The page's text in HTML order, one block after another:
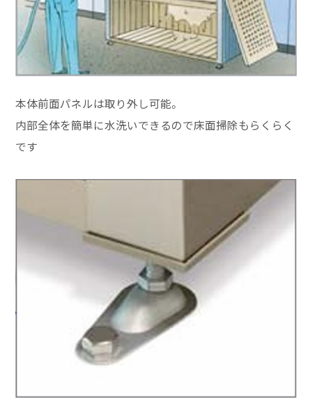
本体前面パネルは取り外し可能。
内部全体を簡単に水洗いできるので床面掃除もらくらく
です